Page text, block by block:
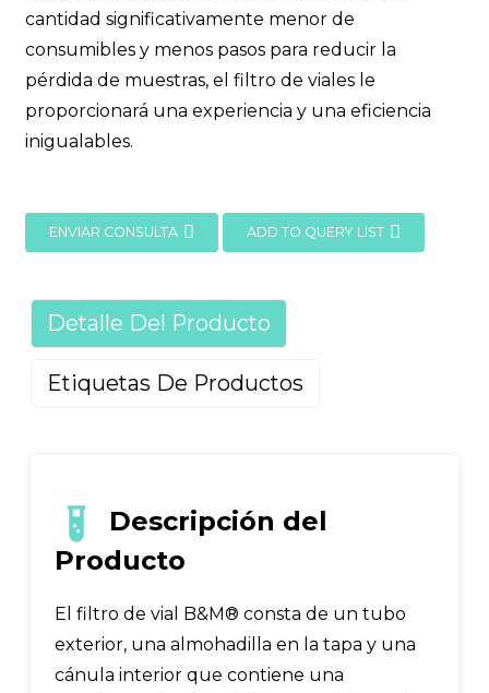
cantidad significativamente menor de
consumibles y menos pasos para reducir la
pérdida de muestras, el filtro de viales le
proporcionará una experiencia y una eficiencia
inigualables.
ENVIAR CONSULTA ADD TO QUERY LIST
Detalle Del Producto
Etiquetas De Productos
Descripción del
Producto
El filtro de vial B&M® consta de un tubo
exterior, una almohadilla en la tapa y una
cánula interior que contiene una